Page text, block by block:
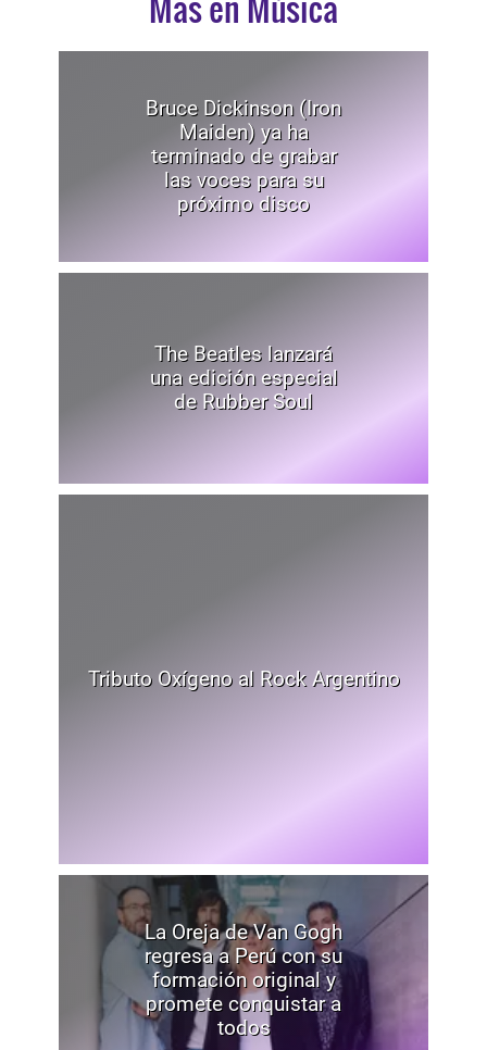
Bruce Dickinson (Iron
Maiden) ya ha
terminado de grabar
las voces para su
próximo disco
The Beatles lanzará
una edición especial
de Rubber Soul
Tributo Oxígeno al Rock Argentino
La Oreja de Van Gogh
regresa a Perú con su
formación original y
promete conquistar a
todos